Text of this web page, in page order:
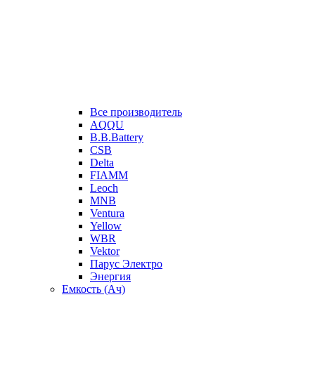
Все производитель
AQQU
B.B.Battery
CSB
Delta
FIAMM
Leoch
MNB
Ventura
Yellow
WBR
Vektor
Парус Электро
Энергия
Емкость (Ач)